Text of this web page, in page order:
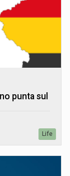
punta sul
Life